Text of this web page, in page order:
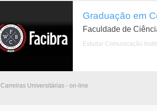
Graduação em
Faculdade de
Estudar Comunicação
Carreiras Universitárias - on-line